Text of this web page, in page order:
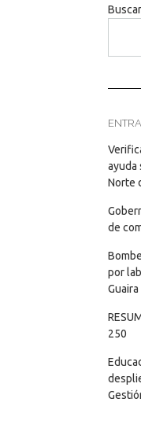
Buscar
ayuda
Norte
de
por
Guaira
250